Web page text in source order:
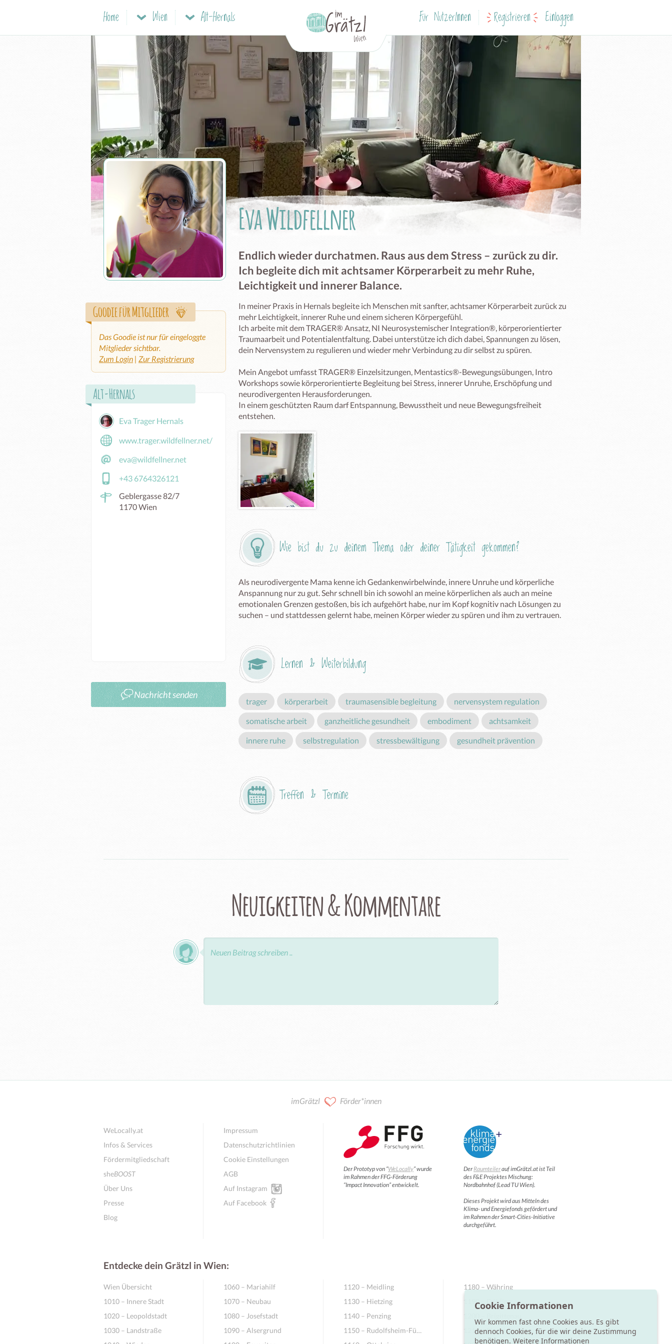
Home Wien Alt-Hernals Für NutzerInnen Registrieren Einloggen
Eva Wildfellner
Endlich wieder durchatmen. Raus aus dem Stress – zurück zu dir.
Ich begleite dich mit achtsamer Körperarbeit zu mehr Ruhe,
Leichtigkeit und innerer Balance.
In meiner Praxis in Hernals begleite ich Menschen mit sanfter, achtsamer Körperarbeit zurück zu
mehr Leichtigkeit, innerer Ruhe und einem sicheren Körpergefühl.
Ich arbeite mit dem TRAGER® Ansatz, NI Neurosystemischer Integration®, körperorientierter
Traumaarbeit und Potentialentfaltung. Dabei unterstütze ich dich dabei, Spannungen zu lösen,
dein Nervensystem zu regulieren und wieder mehr Verbindung zu dir selbst zu spüren.
Mein Angebot umfasst TRAGER® Einzelsitzungen, Mentastics®-Bewegungsübungen, Intro
Workshops sowie körperorientierte Begleitung bei Stress, innerer Unruhe, Erschöpfung und
neurodivergenten Herausforderungen.
In einem geschützten Raum darf Entspannung, Bewusstheit und neue Bewegungsfreiheit
Wie bist du zu deinem Thema oder deiner Tätigkeit gekommen?
Als neurodivergente Mama kenne ich Gedankenwirbelwinde, innere Unruhe und körperliche
Anspannung nur zu gut. Sehr schnell bin ich sowohl an meine körperlichen als auch an meine
emotionalen Grenzen gestoßen, bis ich aufgehört habe, nur im Kopf kognitiv nach Lösungen zu
suchen – und stattdessen gelernt habe, meinen Körper wieder zu spüren und ihm zu vertrauen.
Lernen & Weiterbildung
trager körperarbeit traumasensible begleitung nervensystem regulation
somatische arbeit ganzheitliche gesundheit embodiment achtsamkeit
innere ruhe selbstregulation stressbewältigung gesundheit prävention
Treffen & Termine
Goodie für Mitglieder
Das Goodie ist nur für eingeloggte
Mitglieder sichtbar.
Zum Login | Zur Registrierung
Alt-Hernals
Eva Trager Hernals
www.trager.wildfellner.net/
eva@wildfellner.net
+43 6764326121
Geblergasse 82/7
1170 Wien
Nachricht senden
Neuigkeiten & Kommentare
imGrätzl Förder*innen
WeLocally.at
Infos & Services
Fördermitgliedschaft
sheBOOST
Über Uns
Presse
Blog
Impressum
Datenschutzrichtlinien
Cookie Einstellungen
AGB
Auf Instagram
Auf Facebook
Der Prototyp von “WeLocally” wurde
im Rahmen der FFG-Förderung
“Impact Innovation” entwickelt.
DerRaumteilerauf imGrätzl.at ist Teil
des F&E Projektes Mischung:
Nordbahnhof (Lead TU Wien).
Dieses Projekt wird aus Mitteln des
Klima- und Energiefonds gefördert und
im Rahmen der Smart-Cities-Initiative
durchgeführt.
Entdecke dein Grätzl in Wien:
Wien Übersicht
1010 – Innere Stadt
1020 – Leopoldstadt
1030 – Landstraße
1060 – Mariahilf
1070 – Neubau
1080 – Josefstadt
1090 – Alsergrund
1120 – Meidling
1130 – Hietzing
1140 – Penzing
1150 – Rudolfsheim-Fünfhaus
1180 – Währing
1190 – Döbling
1200 – Brigittenau
1210 – Floridsdorf
Cookie Informationen
Wir kommen fast ohne Cookies aus. Es gibt
dennoch Cookies, für die wir deine Zustimmung
benötigen. Weitere Informationen